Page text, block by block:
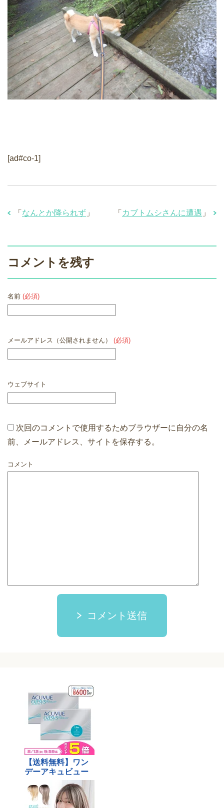
[ad#co-1]
「 カブトムシさんに遭遇 」
「 なんとか降られず 」
コメントを残す
名前 (必須)
メールアドレス（公開されません） (必須)
ウェブサイト
次回のコメントで使用するためブラウザーに自分の名
前、メールアドレス、サイトを保存する。
コメント
コメント送信